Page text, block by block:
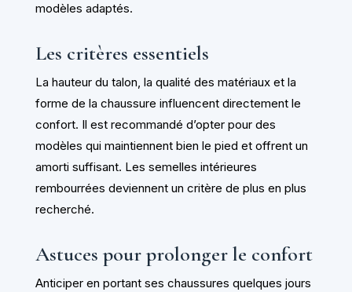
modèles adaptés.
Les critères essentiels
La hauteur du talon, la qualité des matériaux et la
forme de la chaussure influencent directement le
confort. Il est recommandé d’opter pour des
modèles qui maintiennent bien le pied et offrent un
amorti suffisant. Les semelles intérieures
rembourrées deviennent un critère de plus en plus
recherché.
Astuces pour prolonger le confort
Anticiper en portant ses chaussures quelques jours